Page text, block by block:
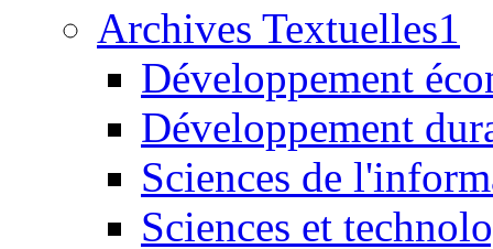
Archives Textuelles1
Développement
Développement
Sciences de
Sciences et